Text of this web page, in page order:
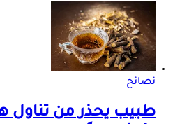
نصائح
طبيب يحذر من تناول